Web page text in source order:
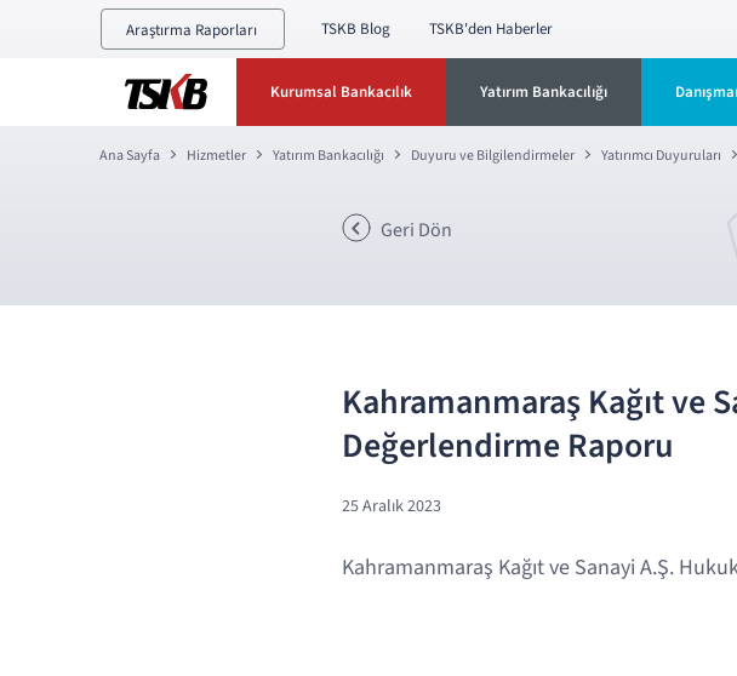
Araştırma Raporları TSKB Blog TSKB'den Haberler
Kurumsal Bankacılık Yatırım Bankacılığı
Ana Sayfa Hizmetler Yatırım Bankacılığı Duyuru ve Bilgilendirmeler Yatırımcı Duyuruları
Geri Dön
Kahramanmaraş Kağıt ve
Değerlendirme Raporu
25 Aralık 2023
Kahramanmaraş Kağıt ve Sanayi A.Ş.